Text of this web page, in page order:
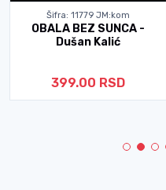
Šifra: 11779 JM:kom
OBALA BEZ SUNCA -
Dušan Kalić
399.00 RSD